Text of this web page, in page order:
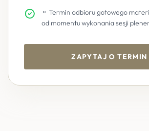
⚬ Termin odbioru gotowego
od momentu wykonania sesji
ZAPYTAJ O TERMIN